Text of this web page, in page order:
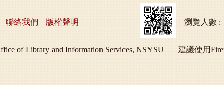
| 聯絡我們 | 版權聲明 瀏覽人數 :
of Library and Information Services, NSYSU 建議使用